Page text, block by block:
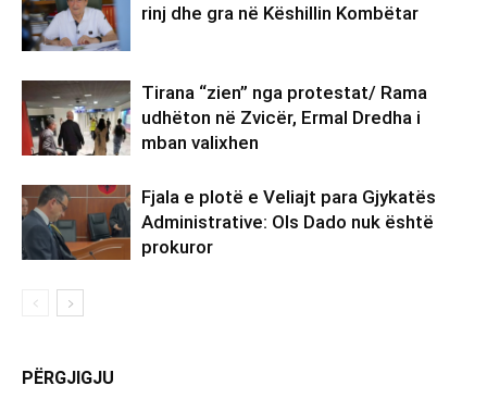
rinj dhe gra në Këshillin Kombëtar
Tirana “zien” nga protestat/ Rama
udhëton në Zvicër, Ermal Dredha i
mban valixhen
Fjala e plotë e Veliajt para Gjykatës
Administrative: Ols Dado nuk është
prokuror
PËRGJIGJU